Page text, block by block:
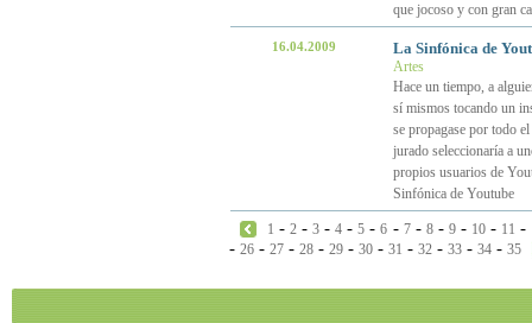
que jocoso y con gran
16.04.2009 La Sinfónica de
Artes
Hace un tiempo, a
sí mismos tocando un
se propagase por todo
jurado seleccionaría a
propios usuarios de
Sinfónica de Youtube
1 -2 -3 -4 -5 -6 - 7- 8- 9- 10- 11 -
- 26 - 27 - 28 - 29 - 30 - 31 - 32 - 33 - 34 - 35